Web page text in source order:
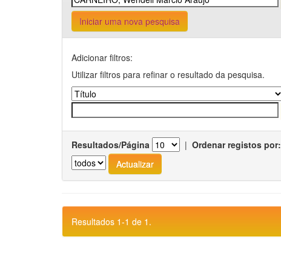
Iniciar uma nova pesquisa
Adicionar filtros:
Utilizar filtros para refinar o resultado da pesquisa.
Resultados/Página | Ordenar registos por:
Resultados 1-1 de 1.